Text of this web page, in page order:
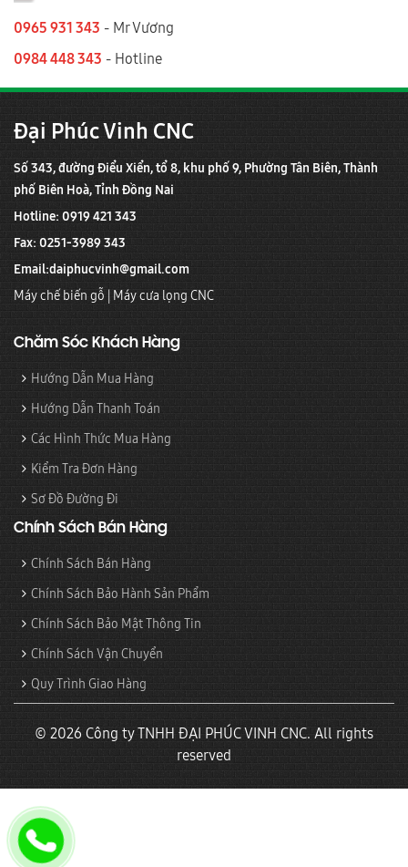
0965 931 343 - Mr Vương
0984 448 343 - Hotline
Đại Phúc Vinh CNC
Số 343, đường Điểu Xiển, tổ 8, khu phố 9, Phường Tân Biên, Thành
phố Biên Hoà, Tỉnh Đồng Nai
Hotline: 0919 421 343
Fax: 0251-3989 343
Email:daiphucvinh@gmail.com
Máy chế biến gỗ | Máy cưa lọng CNC
Chăm Sóc Khách Hàng
Hướng Dẫn Mua Hàng
Hướng Dẫn Thanh Toán
Các Hình Thức Mua Hàng
Kiểm Tra Đơn Hàng
Sơ Đồ Đường Đi
Chính Sách Bán Hàng
Chính Sách Bán Hàng
Chính Sách Bảo Hành Sản Phẩm
Chính Sách Bảo Mật Thông Tin
Chính Sách Vận Chuyển
Quy Trình Giao Hàng
© 2026 Công ty TNHH ĐẠI PHÚC VINH CNC. All rights
reserved